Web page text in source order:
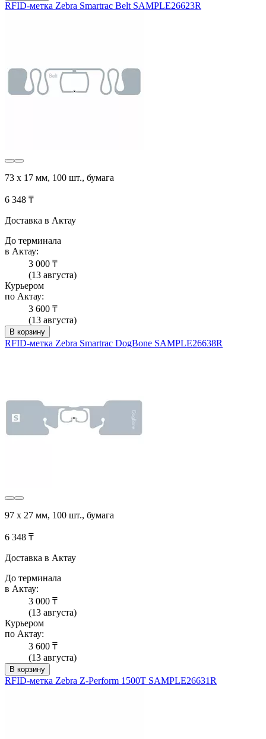
RFID-метка Zebra Smartrac Belt SAMPLE26623R
73 x 17 мм, 100 шт., бумага
6 348 ₸
Доставка в Актау
До терминала
в Актау:
3 000 ₸
(13 августа)
Курьером
по Актау:
3 600 ₸
(13 августа)
В корзину
RFID-метка Zebra Smartrac DogBone SAMPLE26638R
97 x 27 мм, 100 шт., бумага
6 348 ₸
Доставка в Актау
До терминала
в Актау:
3 000 ₸
(13 августа)
Курьером
по Актау:
3 600 ₸
(13 августа)
В корзину
RFID-метка Zebra Z-Perform 1500T SAMPLE26631R